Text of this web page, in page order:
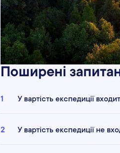
Поширені
1 У вартість експедиції
2 У вартість експедиції не